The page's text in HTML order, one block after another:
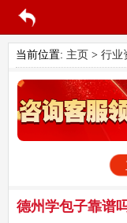
当前位置: 主页 > 行业
德州学包子靠谱